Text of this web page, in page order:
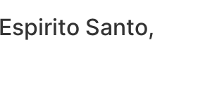
Santo,